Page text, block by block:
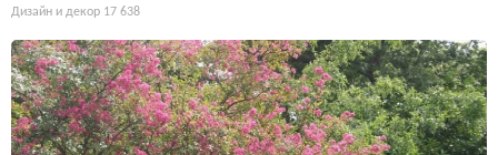
Дизайн и декор 17 638